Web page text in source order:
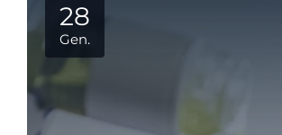
28
Gen.